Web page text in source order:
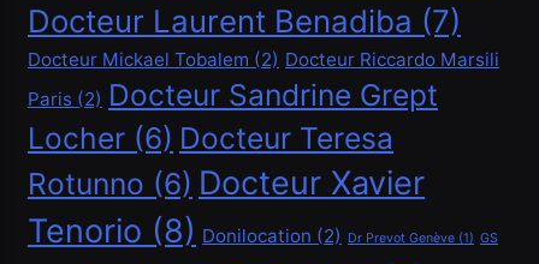
Demander un crédit de 20000 CHF
Mars 3, 2026
Docteur Laurent Benadiba (7)
Docteur Mickael Tobalem (2) Docteur Riccardo Marsili
Paris (2) Docteur Sandrine Grept
Locher (6) Docteur Teresa
Rotunno (6) Docteur Xavier
Tenorio (8) Donilocation (2) Dr Prevot Genève (1) GS